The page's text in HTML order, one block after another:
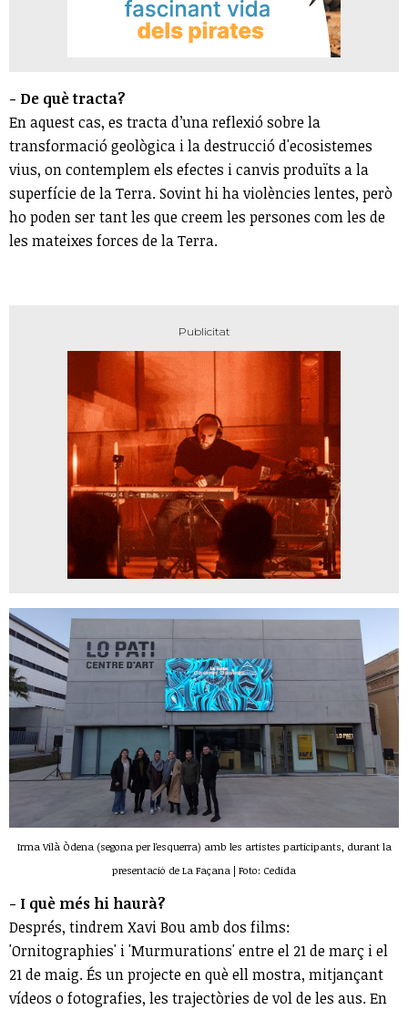
- De què tracta?
En aquest cas, es tracta d’una reflexió sobre la
transformació geològica i la destrucció d'ecosistemes
vius, on contemplem els efectes i canvis produïts a la
superfície de la Terra. Sovint hi ha violències lentes, però
ho poden ser tant les que creem les persones com les de
les mateixes forces de la Terra.
Irma Vilà Òdena (segona per l'esquerra) amb les artistes participants, durant la
presentació de La Façana | Foto: Cedida
- I què més hi haurà?
Després, tindrem Xavi Bou amb dos films:
'Ornitographies' i 'Murmurations' entre el 21 de març i el
21 de maig. És un projecte en què ell mostra, mitjançant
vídeos o fotografies, les trajectòries de vol de les aus. En